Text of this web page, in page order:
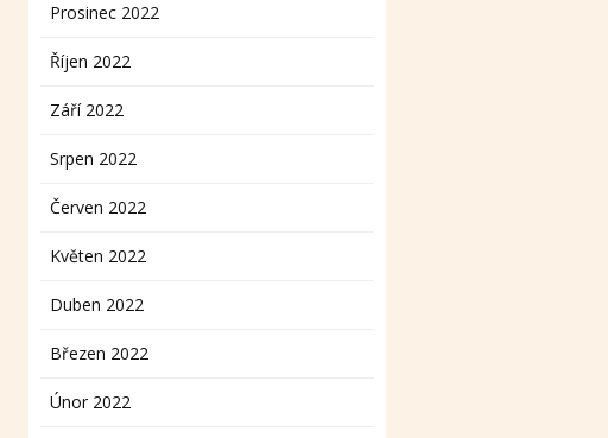
Prosinec 2022
Říjen 2022
Září 2022
Srpen 2022
Červen 2022
Květen 2022
Duben 2022
Březen 2022
Únor 2022